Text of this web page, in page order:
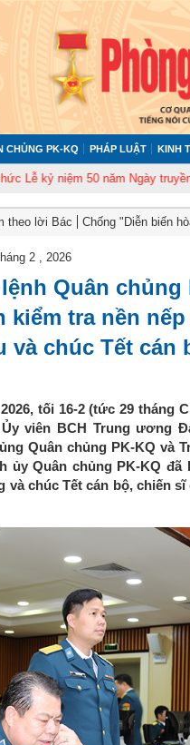
CHỦNG PK-KQ PHÁP LUẬT KINH
50 năm Ngày truyền thống
theo lời Bác Chống "Diễn biến
2 , 2026
Quân chủng
kiểm tra nền
và chúc Tết cán
tối 16-2 (tức 29 tháng
viên BCH Trung ương
Quân chủng PK-KQ và
ủy Quân chủng PK-KQ đã
chúc Tết cán bộ, chiến